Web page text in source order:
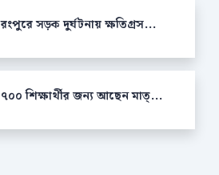
রংপুরে সড়ক দুর্ঘটনায় ক্ষতিগ্রস...
৭০০ শিক্ষার্থীর জন্য আছেন মাত্...